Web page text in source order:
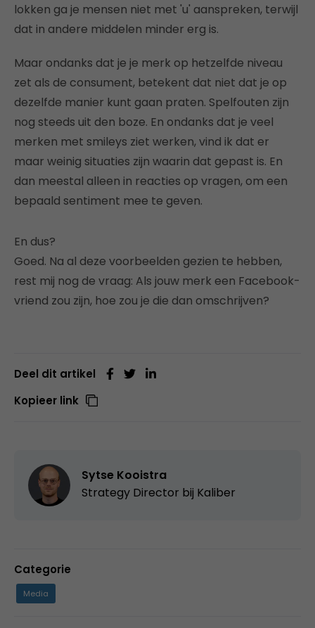
lokken ga je mensen niet met 'u' aanspreken, terwijl
dat in andere middelen minder erg is.
Maar ondanks dat je je merk op hetzelfde niveau
zet als de consument, betekent dat niet dat je op
dezelfde manier kunt gaan praten. Spelfouten zijn
nog steeds uit den boze. En ondanks dat je veel
merken met smileys ziet werken, vind ik dat er
maar weinig situaties zijn waarin dat gepast is. En
dan meestal alleen in reacties op vragen, om een
bepaald sentiment mee te geven.
En dus?
Goed. Na al deze voorbeelden gezien te hebben,
rest mij nog de vraag: Als jouw merk een Facebook-
vriend zou zijn, hoe zou je die dan omschrijven?
Deel dit artikel
Kopieer link
Sytse Kooistra
Strategy Director bij Kaliber
Categorie
Media